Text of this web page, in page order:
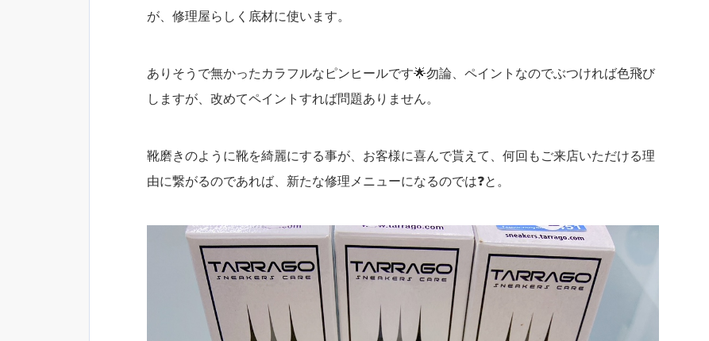
が、修理屋らしく底材に使います。
ありそうで無かったカラフルなピンヒールです🌟勿論、ペイントなのでぶつければ色飛び
しますが、改めてペイントすれば問題ありません。
靴磨きのように靴を綺麗にする事が、お客様に喜んで貰えて、何回もご来店いただける理
由に繋がるのであれば、新たな修理メニューになるのでは❓と。